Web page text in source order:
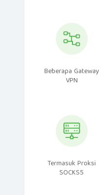
Beberapa Gateway
VPN
Termasuk Proksi
SOCKS5